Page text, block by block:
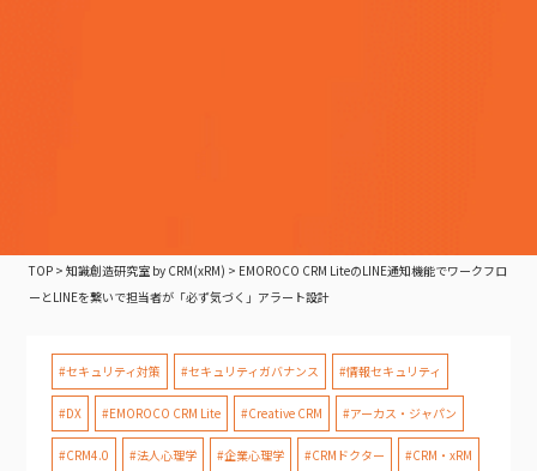
TOP >知識創造研究室 by CRM(xRM) > EMOROCO CRM LiteのLINE通知機能でワークフロ
ーとLINEを繋いで担当者が「必ず気づく」アラート設計
#セキュリティ対策 #セキュリティガバナンス #情報セキュリティ
#DX #EMOROCO CRM Lite #Creative CRM #アーカス・ジャパン
#CRM4.0 #法人心理学 #企業心理学 #CRMドクター #CRM・xRM